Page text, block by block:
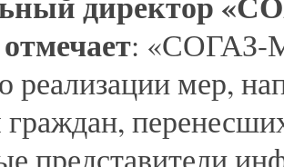
: «СОГАЗ-
реализации мер,
граждан,
представители